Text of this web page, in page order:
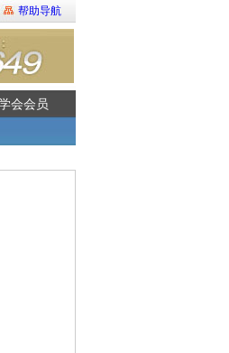
帮助导航
会会员